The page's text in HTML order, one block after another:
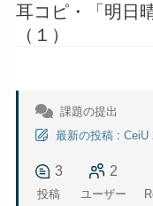
耳コピ・「明日
（１）
課題の提出
最新の投稿 : CeiU
3
投稿
2
ユーザー